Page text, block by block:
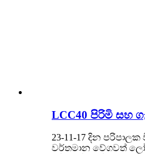
LCC40 පිරිමි සහ
23-11-17 දින
වර්තමාන වේගවත්